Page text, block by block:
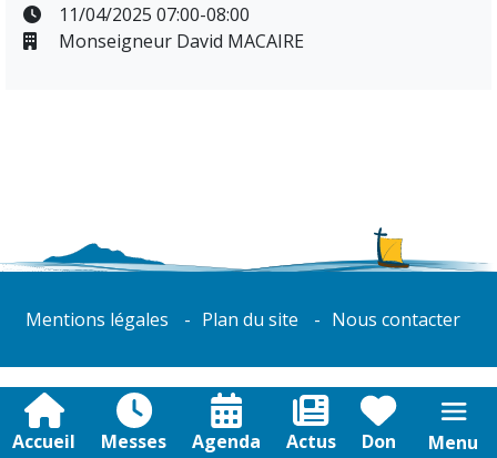
Accueil Messes Agenda Actus Don Menu
11/04/2025 07:00-08:00
Monseigneur David MACAIRE
Mentions légales Plan du site Nous contacter